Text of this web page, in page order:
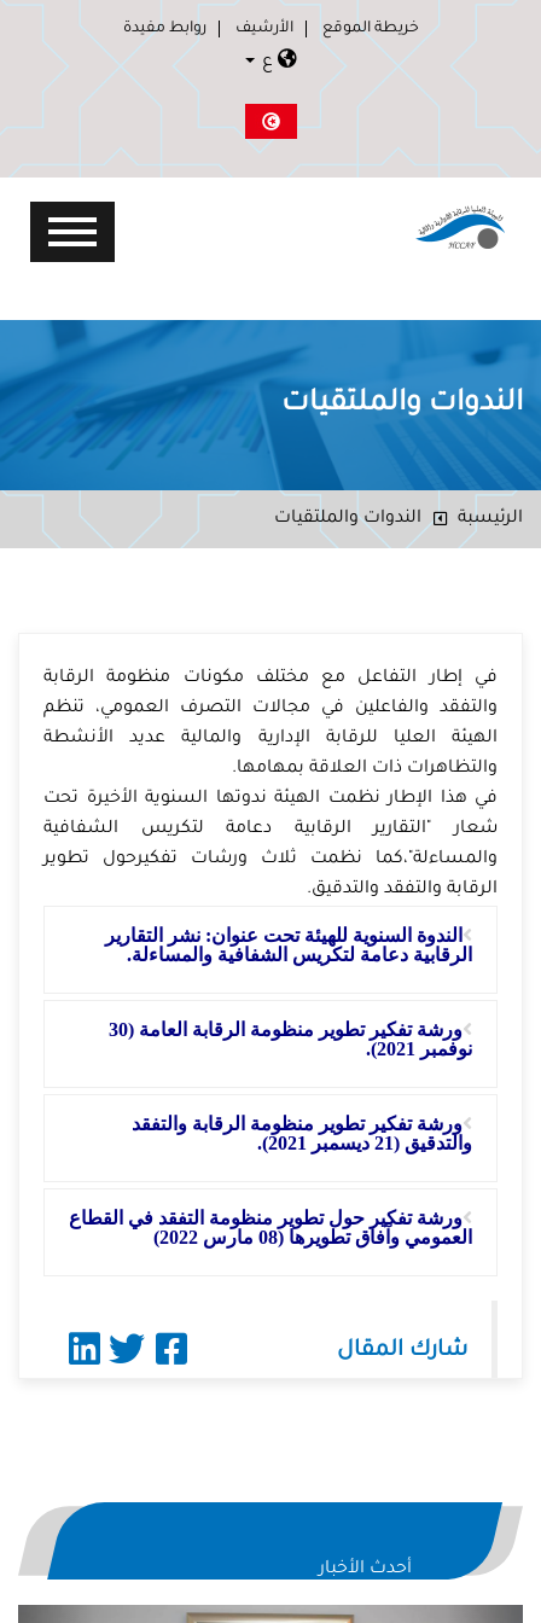
خريطة الموقع الأرشيف روابط مفيدة
ع
الندوات والملتقيات
الرئيسبة الندوات والملتقيات
في إطار التفاعل مع مختلف مكونات منظومة الرقابة
والتفقد والفاعلين في مجالات التصرف العمومي، تنظم
الهيئة العليا للرقابة الإدارية والمالية عديد الأنشطة
والتظاهرات ذات العلاقة بمهامها.
في هذا الإطار نظمت الهيئة ندوتها السنوية الأخيرة تحت
شعار "التقارير الرقابية دعامة لتكريس الشفافية
والمساءلة"،كما نظمت ثلاث ورشات تفكيرحول تطوير
الرقابة والتفقد والتدقيق.
الندوة السنوية للهيئة تحت عنوان: نشر التقارير
الرقابية دعامة لتكريس الشفافية والمساءلة.
ورشة تفكير تطوير منظومة الرقابة العامة (30
نوفمبر 2021).
ورشة تفكير تطوير منظومة الرقابة والتفقد
والتدقيق (21 ديسمبر 2021).
ورشة تفكير حول تطوير منظومة التفقد في القطاع
العمومي وآفاق تطويرها (08 مارس 2022)
شارك المقال
أحدث الأخبار